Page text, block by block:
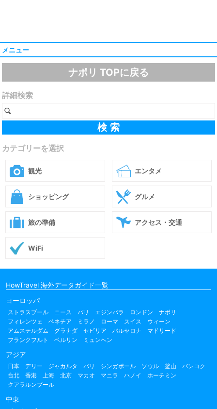
メニュー
ナポリ TOPに戻る
詳細検索
カテゴリーを選択
観光 エンタメ
ショッピング グルメ
旅の準備 アクセス・交通
WiFi
HowTravel 海外データガイド一覧
ヨーロッパ
ストラスブール ニース パリ エジンバラ ロンドン
ナポリ
フィレンツェ
ベネチア ミラノ ローマ スイス
ウィーン
アムステルダム
グラナダ セビリア バルセロナ
マドリード
フランクフルト
ベルリン ミュンヘン
アジア
日本 デリー ジャカルタ バリ シンガポール ソウル 釜山
バンコク
台北
香港 上海 北京 マカオ マニラ ハノイ
ホーチミン
クアラルンプール
中東